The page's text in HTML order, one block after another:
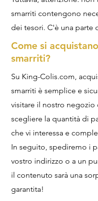
smarriti contengono
dei tesori. C'è una parte
Come si
smarriti?
Su King-Colis.com,
smarriti è semplice e
visitare il nostro negozio
scegliere la quantità di
che vi interessa e
In seguito, spediremo i
vostro indirizzo o a un
il contenuto sarà una
garantita!